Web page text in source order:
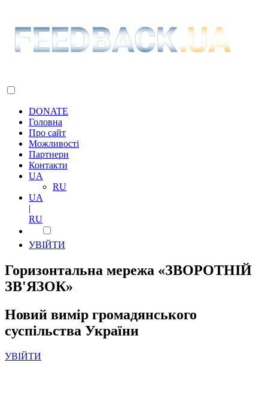
DONATE
Головна
Про сайт
Можливості
Партнери
Контакти
UA
RU
UA
|
RU
УВІЙТИ
Горизонтальна мережа «ЗВОРОТНIЙ
ЗВ'ЯЗОК»
Новий вимір громадянського
суспільства України
УВІЙТИ